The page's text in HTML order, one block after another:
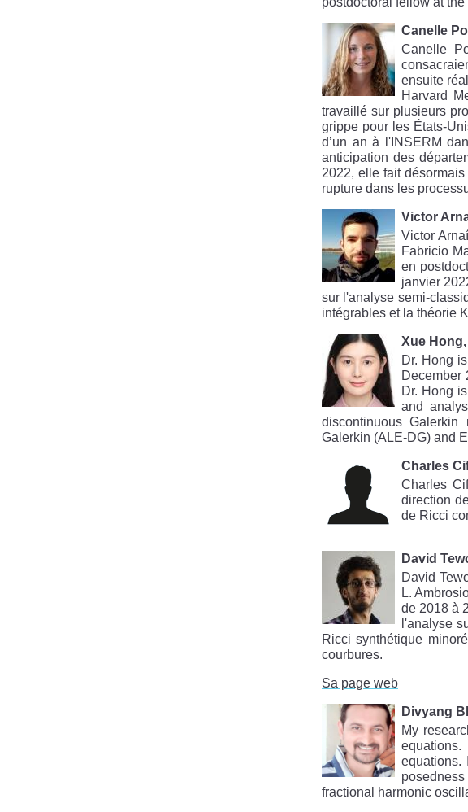
Canelle
Canelle
ensuite
Harvard
travaillé sur plusieurs
grippe pour les États-
d’un an à l'INSERM
anticipation des
2022, elle fait
rupture dans les
Victor
Victor
Fabricio
en
janvier
sur l'analyse semi-
intégrables et la théorie
Xue
Dr. Hong
December
Dr. Hong
and
discontinuous Galerkin
Galerkin (ALE-DG) and
Charles
Charles
direction
de Ricci
David
David
L.
de 2018 à
l'analyse
Ricci synthétique
courbures.
Sa page web
Divyang
My
equations.
fractional harmonic